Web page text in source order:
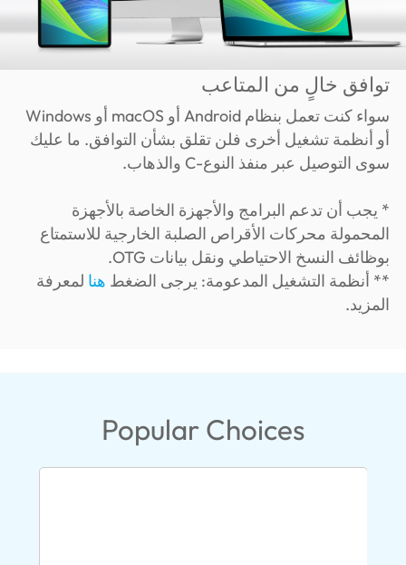
توافق خالٍ من المتاعب
سواء كنت تعمل بنظام Android أو macOS أو Windows
أو أنظمة تشغيل أخرى فلن تقلق بشأن التوافق. ما عليك
سوى التوصيل عبر منفذ النوع-C والذهاب.
* يجب أن تدعم البرامج والأجهزة الخاصة بالأجهزة
المحمولة محركات الأقراص الصلبة الخارجية للاستمتاع
بوظائف النسخ الاحتياطي ونقل بيانات OTG.
** أنظمة التشغيل المدعومة: يرجى الضغط هنا لمعرفة
المزيد.
Popular Choices